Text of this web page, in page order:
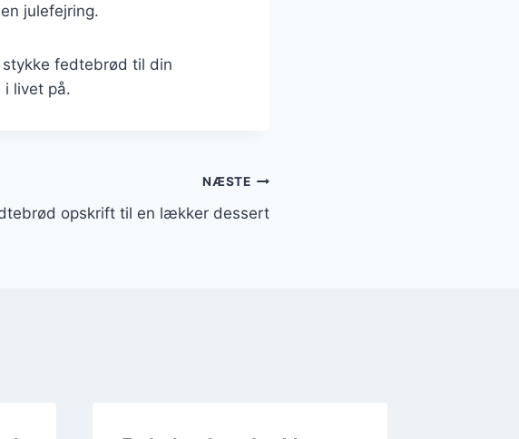
julefejring.
fedtebrød til din
livet på.
NÆSTE
opskrift til en lækker dessert